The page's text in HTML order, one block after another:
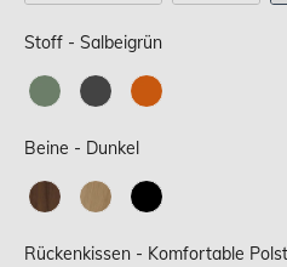
Stoff
Stoff - Salbeigrün
Beine - DunkelBeine
Rückenkissen - Komfortable